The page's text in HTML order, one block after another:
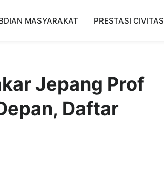
MASYARAKAT PRESTASI CIVITAS
Jepang Prof
Daftar